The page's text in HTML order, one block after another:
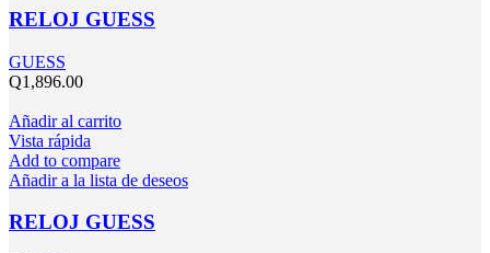
RELOJ GUESS
GUESS
Q1,896.00
Añadir al carrito
Vista rápida
Add to compare
Añadir a la lista de deseos
RELOJ GUESS